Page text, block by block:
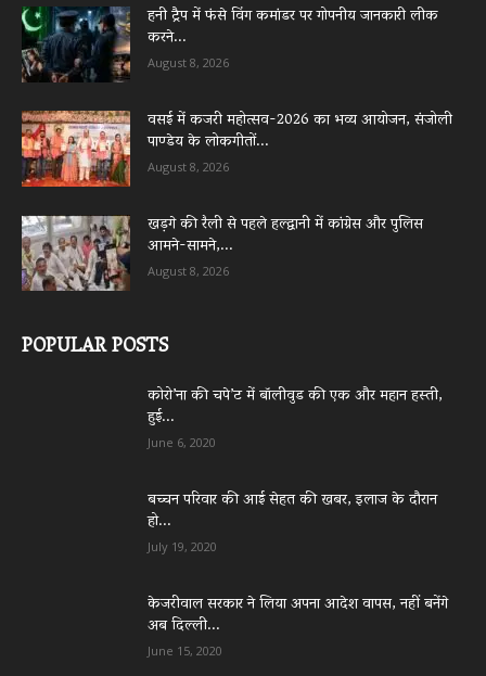
हनी ट्रैप में फंसे विंग कमांडर पर गोपनीय जानकारी लीक
करने...
August 8, 2026
वसई में कजरी महोत्सव-2026 का भव्य आयोजन, संजोली
पाण्डेय के लोकगीतों...
August 8, 2026
खड़गे की रैली से पहले हल्द्वानी में कांग्रेस और पुलिस
आमने-सामने,...
August 8, 2026
POPULAR POSTS
कोरो’ना की चपे’ट में बॉलीवुड की एक और महान हस्ती,
हुई...
June 6, 2020
बच्चन परिवार की आई सेहत की खबर, इलाज के दौरान
हो...
July 19, 2020
केजरीवाल सरकार ने लिया अपना आदेश वापस, नहीं बनेंगे
अब दिल्ली...
June 15, 2020